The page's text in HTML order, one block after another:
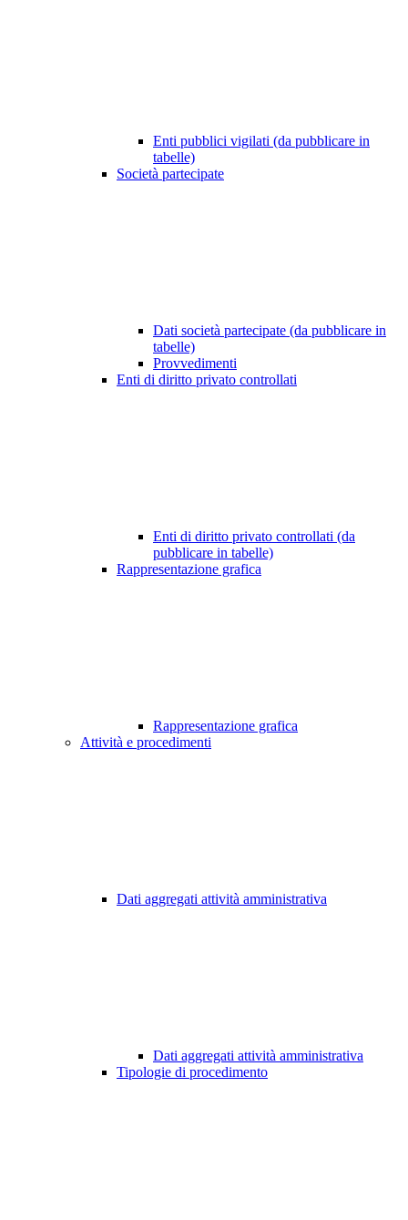
Enti pubblici vigilati (da pubblicare in
tabelle)
Società partecipate
Dati società partecipate (da pubblicare in
tabelle)
Provvedimenti
Enti di diritto privato controllati
Enti di diritto privato controllati (da
pubblicare in tabelle)
Rappresentazione grafica
Rappresentazione grafica
Attività e procedimenti
Dati aggregati attività amministrativa
Dati aggregati attività amministrativa
Tipologie di procedimento